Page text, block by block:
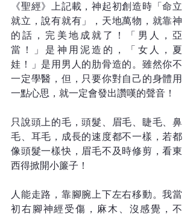
《聖經》上記載，神起初創造時「命立
就立，說有就有」，天地萬物，就靠神
的話，完美地成就了！「男人，亞
當！」是神用泥造的，「女人，夏
娃！」是用男人的肋骨造的。雖然你不
一定學醫，但，只要你對自己的身體用
一點心思，就一定會發出讚嘆的聲音！
只說頭上的毛，頭髮、眉毛、睫毛、鼻
毛、耳毛，成長的速度都不一樣，若都
像頭髮一樣快，眉毛不及時修剪，看東
西得掀開小簾子！
人能走路，靠腳腕上下左右移動。我當
初右腳神經受傷，麻木、沒感覺，不